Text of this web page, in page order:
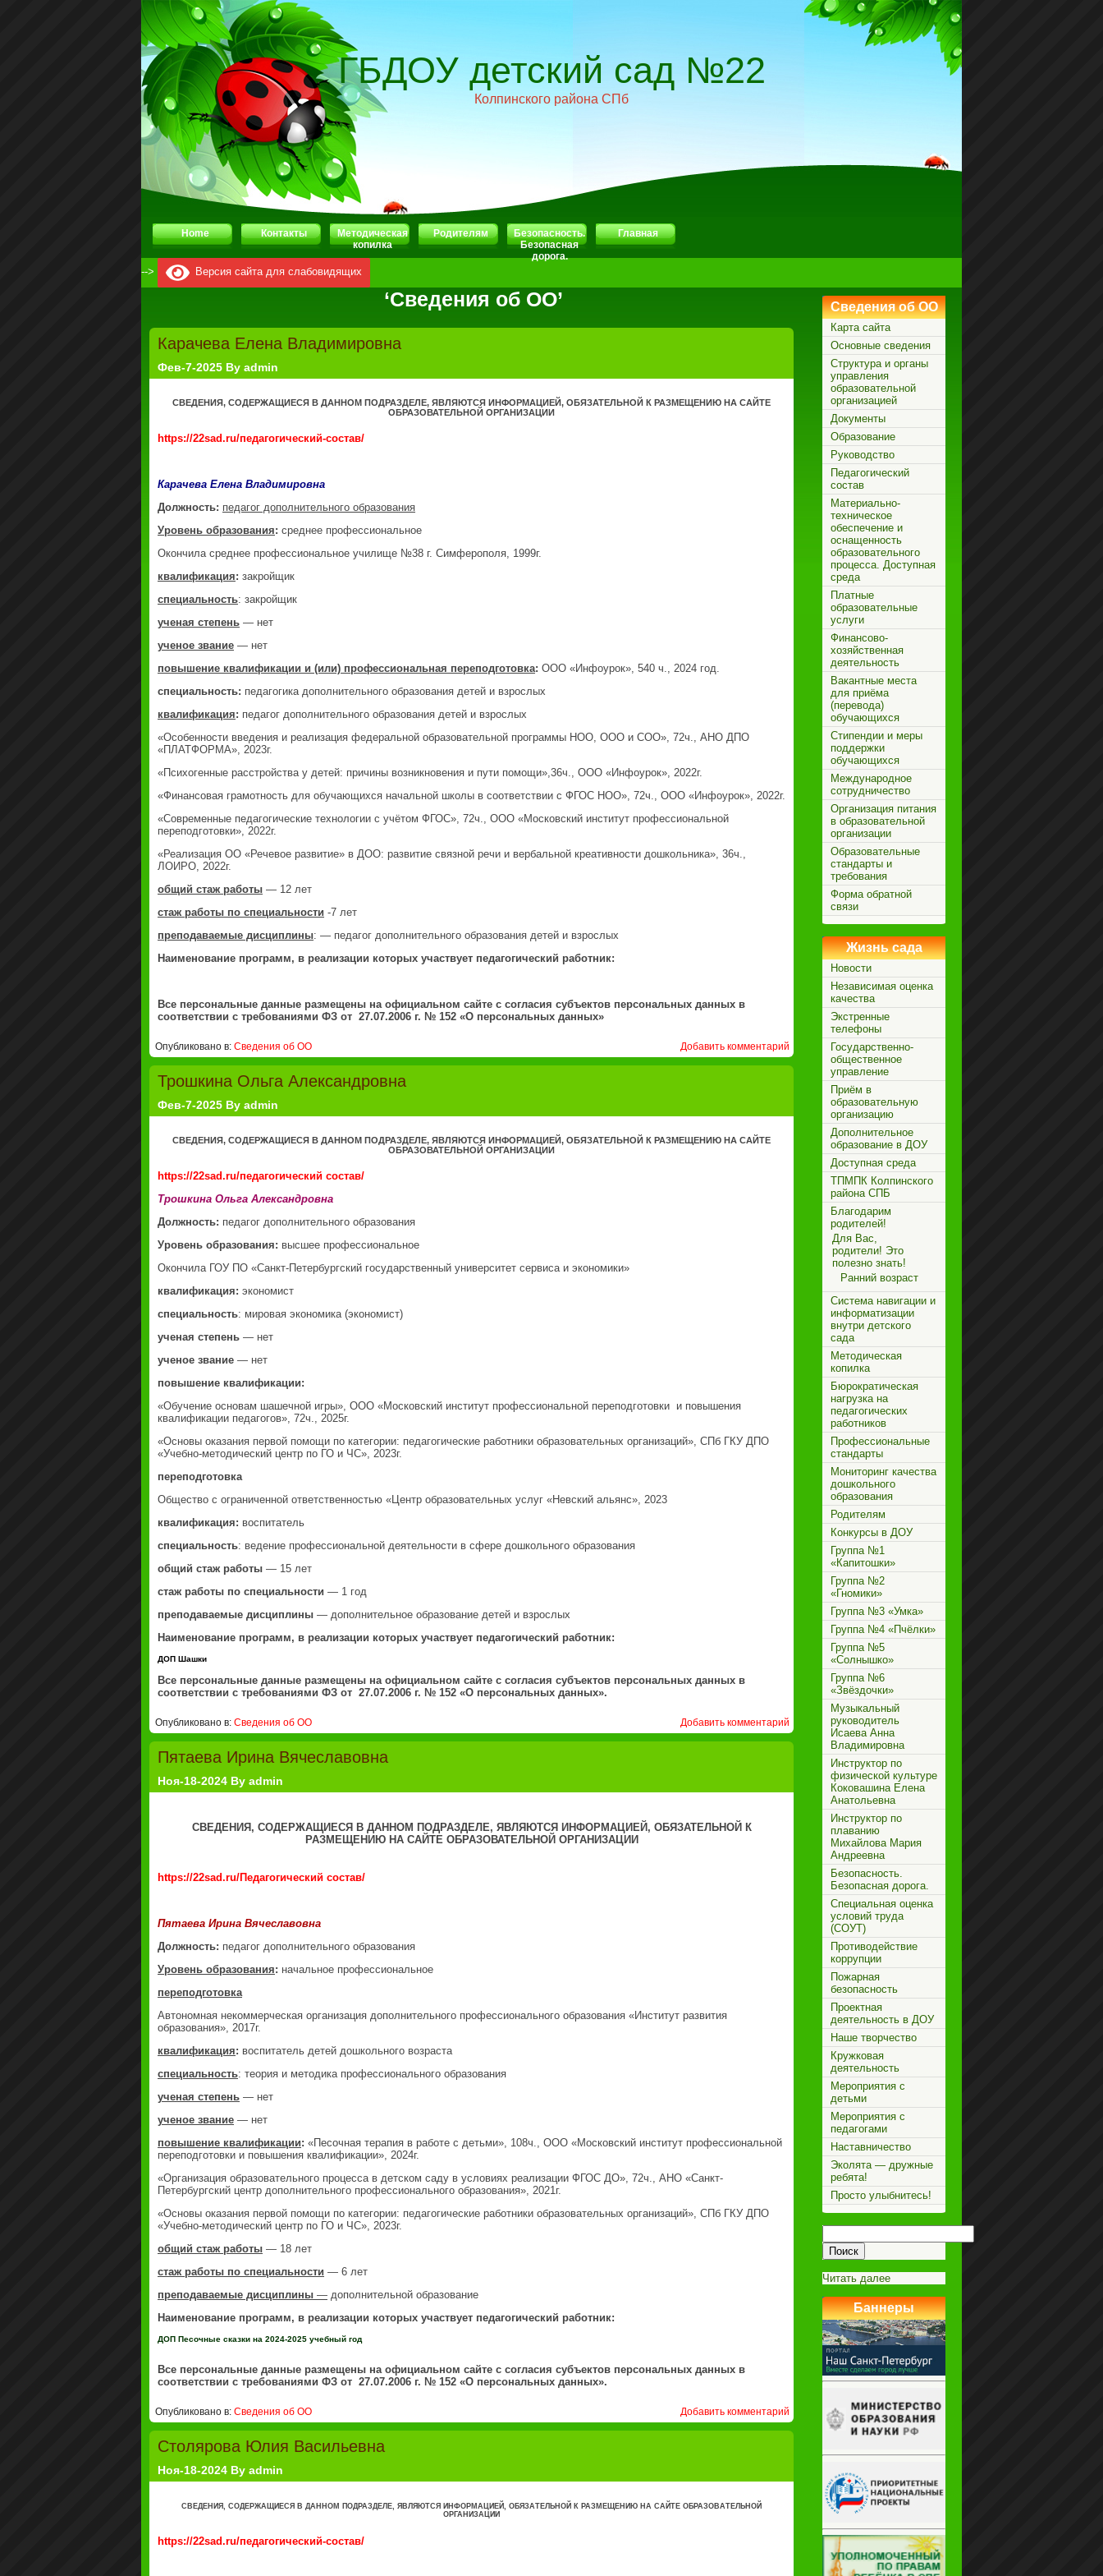
ГБДОУ детский сад №22
Колпинского района СПб
Home Контакты
Методическая
копилка
Родителям
Безопасность.
Безопасная
дорога.
Главная
--> Версия сайта для слабовидящих
Сведения об ОО
Карта сайта
Основные сведения
Структура и органы
управления
образовательной
организацией
Документы
Образование
Руководство
Педагогический
состав
Материально-
техническое
обеспечение и
оснащенность
образовательного
процесса. Доступная
среда
Платные
образовательные
услуги
Финансово-
хозяйственная
деятельность
Вакантные места
для приёма
(перевода)
обучающихся
Стипендии и меры
поддержки
обучающихся
Международное
сотрудничество
Организация питания
в образовательной
организации
Образовательные
стандарты и
требования
Форма обратной
связи
Жизнь сада
Новости
Независимая оценка
качества
Экстренные
телефоны
Государственно-
общественное
управление
Приём в
образовательную
организацию
Дополнительное
образование в ДОУ
Доступная среда
ТПМПК Колпинского
района СПБ
Благодарим
родителей!
Для Вас,
родители! Это
полезно знать!
Ранний возраст
Система навигации и
информатизации
внутри детского
сада
Методическая
копилка
Бюрократическая
нагрузка на
педагогических
работников
Профессиональные
стандарты
Мониторинг качества
дошкольного
образования
Родителям
Конкурсы в ДОУ
Группа №1
«Капитошки»
Группа №2
«Гномики»
Группа №3 «Умка»
Группа №4 «Пчёлки»
Группа №5
«Солнышко»
Группа №6
«Звёздочки»
Музыкальный
руководитель
Исаева Анна
Владимировна
Инструктор по
физической культуре
Коковашина Елена
Анатольевна
Инструктор по
плаванию
Михайлова Мария
Андреевна
Безопасность.
Безопасная дорога.
Специальная оценка
условий труда
(СОУТ)
Противодействие
коррупции
Пожарная
безопасность
Проектная
деятельность в ДОУ
Наше творчество
Кружковая
деятельность
Мероприятия с
детьми
Мероприятия с
педагогами
Наставничество
Эколята — дружные
ребята!
Просто улыбнитесь!
Читать далее:
Елена
Владимировна
Баннеры
‘Сведения об ОО’
Карачева Елена Владимировна
Фев-7-2025 By admin
СВЕДЕНИЯ, СОДЕРЖАЩИЕСЯ В ДАННОМ ПОДРАЗДЕЛЕ, ЯВЛЯЮТСЯ ИНФОРМАЦИЕЙ, ОБЯЗАТЕЛЬНОЙ К РАЗМЕЩЕНИЮ НА САЙТЕ
ОБРАЗОВАТЕЛЬНОЙ ОРГАНИЗАЦИИ
https://22sad.ru/педагогический-состав/
Карачева Елена Владимировна
Должность: педагог дополнительного образования
Уровень образования: среднее профессиональное
Окончила среднее профессиональное училище №38 г. Симферополя, 1999г.
квалификация: закройщик
специальность: закройщик
ученая степень — нет
ученое звание — нет
повышение квалификации и (или) профессиональная переподготовка: ООО «Инфоурок», 540 ч., 2024 год.
специальность: педагогика дополнительного образования детей и взрослых
квалификация: педагог дополнительного образования детей и взрослых
«Особенности введения и реализация федеральной образовательной программы НОО, ООО и СОО», 72ч., АНО ДПО
«ПЛАТФОРМА», 2023г.
«Психогенные расстройства у детей: причины возникновения и пути помощи»,36ч., ООО «Инфоурок», 2022г.
«Финансовая грамотность для обучающихся начальной школы в соответствии с ФГОС НОО», 72ч., ООО «Инфоурок», 2022г.
«Современные педагогические технологии с учётом ФГОС», 72ч., ООО «Московский институт профессиональной
переподготовки», 2022г.
«Реализация ОО «Речевое развитие» в ДОО: развитие связной речи и вербальной креативности дошкольника», 36ч.,
ЛОИРО, 2022г.
общий стаж работы — 12 лет
стаж работы по специальности -7 лет
преподаваемые дисциплины: — педагог дополнительного образования детей и взрослых
Наименование программ, в реализации которых участвует педагогический работник:
Все персональные данные размещены на официальном сайте с согласия субъектов персональных данных в
соответствии с требованиями ФЗ от 27.07.2006 г. № 152 «О персональных данных»
Опубликовано в: Сведения об ОО Добавить комментарий
Трошкина Ольга Александровна
Фев-7-2025 By admin
СВЕДЕНИЯ, СОДЕРЖАЩИЕСЯ В ДАННОМ ПОДРАЗДЕЛЕ, ЯВЛЯЮТСЯ ИНФОРМАЦИЕЙ, ОБЯЗАТЕЛЬНОЙ К РАЗМЕЩЕНИЮ НА САЙТЕ
ОБРАЗОВАТЕЛЬНОЙ ОРГАНИЗАЦИИ
https://22sad.ru/педагогический состав/
Трошкина Ольга Александровна
Должность: педагог дополнительного образования
Уровень образования: высшее профессиональное
Окончила ГОУ ПО «Санкт-Петербургский государственный университет сервиса и экономики»
квалификация: экономист
специальность: мировая экономика (экономист)
ученая степень — нет
ученое звание — нет
повышение квалификации:
«Обучение основам шашечной игры», ООО «Московский институт профессиональной переподготовки и повышения
квалификации педагогов», 72ч., 2025г.
«Основы оказания первой помощи по категории: педагогические работники образовательных организаций», СПб ГКУ ДПО
«Учебно-методический центр по ГО и ЧС», 2023г.
переподготовка
Общество с ограниченной ответственностью «Центр образовательных услуг «Невский альянс», 2023
квалификация: воспитатель
специальность: ведение профессиональной деятельности в сфере дошкольного образования
общий стаж работы — 15 лет
стаж работы по специальности — 1 год
преподаваемые дисциплины — дополнительное образование детей и взрослых
Наименование программ, в реализации которых участвует педагогический работник:
ДОП Шашки
Все персональные данные размещены на официальном сайте с согласия субъектов персональных данных в
соответствии с требованиями ФЗ от 27.07.2006 г. № 152 «О персональных данных».
Опубликовано в: Сведения об ОО Добавить комментарий
Пятаева Ирина Вячеславовна
Ноя-18-2024 By admin
СВЕДЕНИЯ, СОДЕРЖАЩИЕСЯ В ДАННОМ ПОДРАЗДЕЛЕ, ЯВЛЯЮТСЯ ИНФОРМАЦИЕЙ, ОБЯЗАТЕЛЬНОЙ К
РАЗМЕЩЕНИЮ НА САЙТЕ ОБРАЗОВАТЕЛЬНОЙ ОРГАНИЗАЦИИ
https://22sad.ru/Педагогический состав/
Пятаева Ирина Вячеславовна
Должность: педагог дополнительного образования
Уровень образования: начальное профессиональное
переподготовка
Автономная некоммерческая организация дополнительного профессионального образования «Институт развития
образования», 2017г.
квалификация: воспитатель детей дошкольного возраста
специальность: теория и методика профессионального образования
ученая степень — нет
ученое звание — нет
повышение квалификации: «Песочная терапия в работе с детьми», 108ч., ООО «Московский институт профессиональной
переподготовки и повышения квалификации», 2024г.
«Организация образовательного процесса в детском саду в условиях реализации ФГОС ДО», 72ч., АНО «Санкт-
Петербургский центр дополнительного профессионального образования», 2021г.
«Основы оказания первой помощи по категории: педагогические работники образовательных организаций», СПб ГКУ ДПО
«Учебно-методический центр по ГО и ЧС», 2023г.
общий стаж работы — 18 лет
стаж работы по специальности — 6 лет
преподаваемые дисциплины — дополнительной образование
Наименование программ, в реализации которых участвует педагогический работник:
ДОП Песочные сказки на 2024-2025 учебный год
Все персональные данные размещены на официальном сайте с согласия субъектов персональных данных в
соответствии с требованиями ФЗ от 27.07.2006 г. № 152 «О персональных данных».
Опубликовано в: Сведения об ОО Добавить комментарий
Столярова Юлия Васильевна
Ноя-18-2024 By admin
СВЕДЕНИЯ, СОДЕРЖАЩИЕСЯ В ДАННОМ ПОДРАЗДЕЛЕ, ЯВЛЯЮТСЯ ИНФОРМАЦИЕЙ, ОБЯЗАТЕЛЬНОЙ К РАЗМЕЩЕНИЮ НА САЙТЕ ОБРАЗОВАТЕЛЬНОЙ
ОРГАНИЗАЦИИ
https://22sad.ru/педагогический-состав/